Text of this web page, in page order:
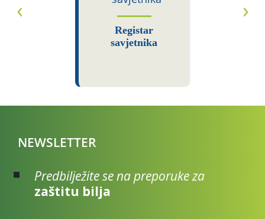
Registar
savjetnika
NEWSLETTER
Predbilježite se na preporuke za
zaštitu bilja